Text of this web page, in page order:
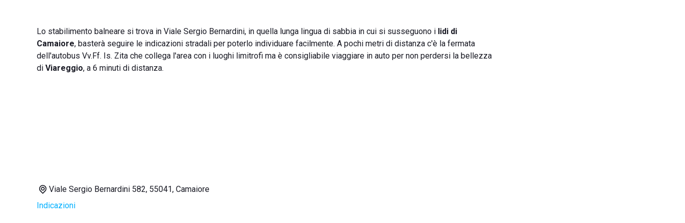
Lo stabilimento balneare si trova in Viale Sergio Bernardini, in quella lunga lingua di sabbia in cui si susseguono i lidi di
Camaiore, basterà seguire le indicazioni stradali per poterlo individuare facilmente. A pochi metri di distanza c'è la fermata
dell'autobus Vv.Ff. Is. Zita che collega l'area con i luoghi limitrofi ma è consigliabile viaggiare in auto per non perdersi la bellezza
di Viareggio, a 6 minuti di distanza.
Viale Sergio Bernardini 582, 55041, Camaiore
Indicazioni